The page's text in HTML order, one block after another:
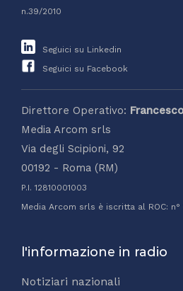
n.39/2010
Seguici su Linkedin
Seguici su Facebook
Direttore Operativo:
Media Arcom srls
Via degli Scipioni, 92
00192 - Roma (RM)
P.I. 12810001003
Media Arcom srls è iscritta al ROC:
l'informazione in radio
Notiziari nazionali